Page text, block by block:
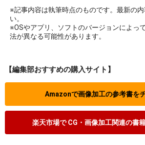
※記事内容は執筆時点のものです。最新の
い。
※OSやアプリ、ソフトのバージョンによっ
法が異なる可能性があります。
【編集部おすすめの購入サイト】
Amazonで画像加工の参考書を
楽天市場で CG・画像加工関連の書